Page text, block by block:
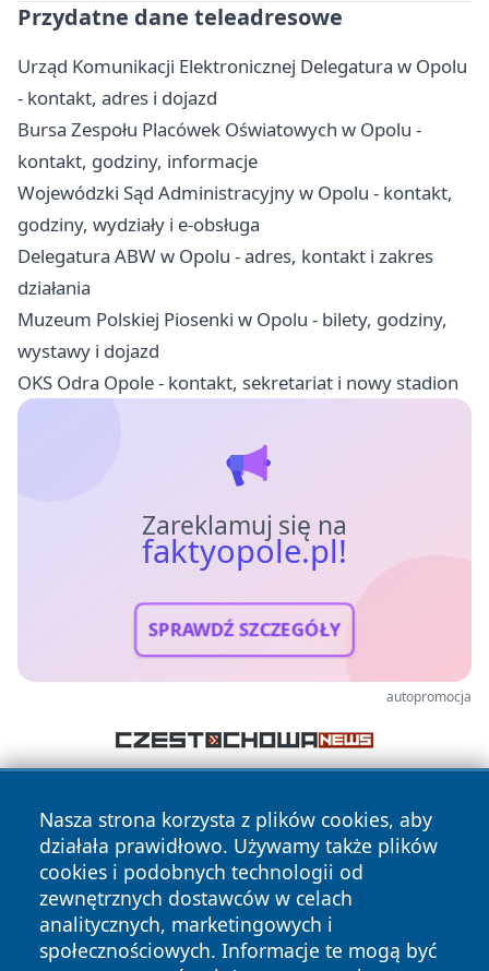
Przydatne dane teleadresowe
Urząd Komunikacji Elektronicznej Delegatura w Opolu
- kontakt, adres i dojazd
Bursa Zespołu Placówek Oświatowych w Opolu -
kontakt, godziny, informacje
Wojewódzki Sąd Administracyjny w Opolu - kontakt,
godziny, wydziały i e-obsługa
Delegatura ABW w Opolu - adres, kontakt i zakres
działania
Muzeum Polskiej Piosenki w Opolu - bilety, godziny,
wystawy i dojazd
OKS Odra Opole - kontakt, sekretariat i nowy stadion
Zareklamuj się na
faktyopole.pl!
SPRAWDŹ SZCZEGÓŁY
autopromocja
Nasza strona korzysta z plików cookies, aby
działała prawidłowo. Używamy także plików
cookies i podobnych technologii od
zewnętrznych dostawców w celach
analitycznych, marketingowych i
społecznościowych. Informacje te mogą być
Copyright © 2026 faktyopole.pl Wszystkie prawa zastrzeżone.